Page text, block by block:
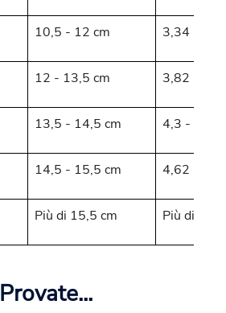
10,5 - 12 cm 3,34 -
12 - 13,5 cm 3,82 - 4,3
13,5 - 14,5 cm 4,3 - 4,62
14,5 - 15,5 cm 4,62 -
Più di 15,5 cm Più di
Provate...